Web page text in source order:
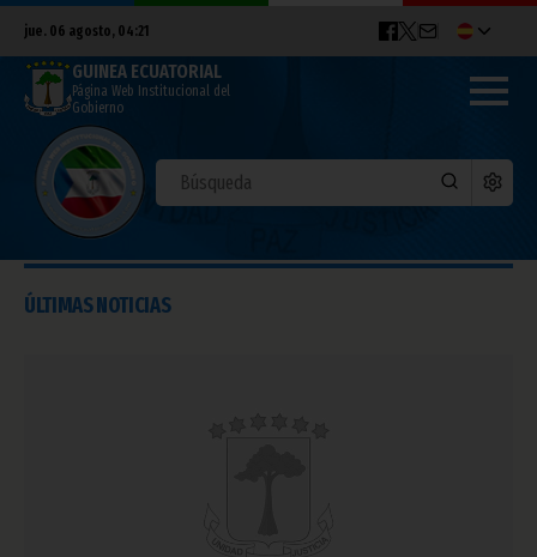
jue. 06 agosto, 04:21
GUINEA ECUATORIAL
Página Web Institucional del
Gobierno
ÚLTIMAS NOTICIAS